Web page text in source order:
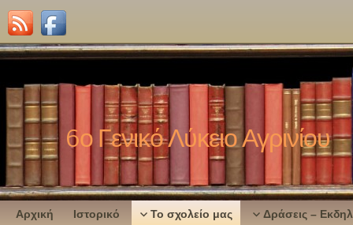
6ο Γενικό Λύκειο Αγρινίου
Αρχική Ιστορικό Το σχολείο μας Δράσεις –